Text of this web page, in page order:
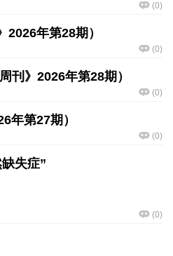
(0)
年第28期）
(0)
刊》2026年第28期）
(0)
年第27期）
(0)
失症”
(0)